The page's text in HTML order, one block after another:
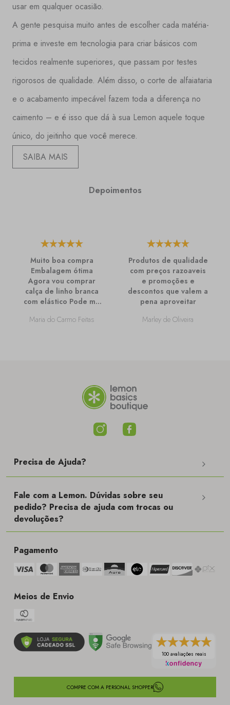
usar em qualquer ocasião.
A gente pesquisa muito antes de escolher cada matéria-
prima e investe em tecnologia para criar básicos com
tecidos realmente superiores, que passam por testes
rigorosos de qualidade. Além disso, o corte de alfaiataria
e o acabamento impecável fazem toda a diferença no
caimento – e é isso que dá à sua Lemon aquele toque
único, do jeitinho que você merece.
SAIBA MAIS
Depoimentos
Muito boa compra
Embalagem ótima
Agora vou comprar
calça de linho branca
com elástico Pode me
informações sobre
Maria do Carmo Feitas
Produtos de qualidade
com preços razoaveis
e promoções e
descontos que valem a
pena aproveitar
Marley de Oliveira
Precisa de Ajuda?
Fale com a Lemon. Dúvidas sobre seu
pedido? Precisa de ajuda com trocas ou
devoluções?
Pagamento
Meios de Envio
100 avaliações reais
COMPRE COM A PERSONAL SHOPPER